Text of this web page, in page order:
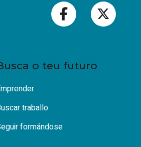
o teu futuro
traballo
formándose